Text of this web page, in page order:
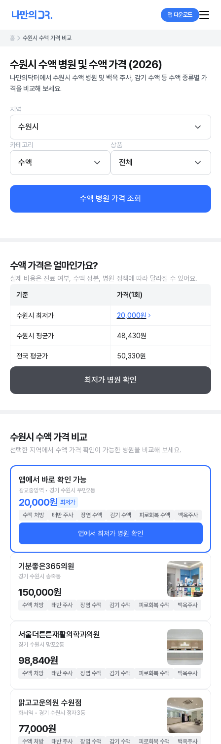
앱 다운로드
홈 수원시 수액 가격 비교
수원시 수액 병원 및 수액 가격 (2026)
나만의닥터에서 수원시 수액 병원 및 백옥 주사, 감기 수액 등 수액 종류별 가
격을 비교해 보세요.
지역
수원시
카테고리
수액
상품
전체
수액 병원 가격 조회
수액 가격은 얼마인가요?
실제 비용은 진료 여부, 수액 성분, 병원 정책에 따라 달라질 수 있어요.
기준 가격(1회)
수원시 최저가 20,000원
수원시 평균가 48,430원
전국 평균가 50,330원
최저가 병원 확인
수원시 수액 가격 비교
선택한 지역에서 수액 가격 확인이 가능한 병원을 비교해 보세요.
앱에서 바로 확인 가능
광교중앙역 • 경기 수원시 우만2동
20,000원 최저가
수액 처방
태반 주사 장염 수액 감기 수액 피로회복 수액 백옥주사
앱에서 최저가 병원 확인
기분좋은365의원
경기 수원시 송죽동
150,000원
수액 처방 태반 주사 장염 수액 감기 수액 피로회복 수액 백옥주사
서울더튼튼재활의학과의원
경기 수원시 망포2동
98,840원
수액 처방 태반 주사 장염 수액 감기 수액 피로회복 수액 백옥주사
맑고고운의원 수원점
화서역 • 경기 수원시 정자3동
77,000원
수액 처방 태반 주사 장염 수액 감기 수액 피로회복 수액 백옥주사